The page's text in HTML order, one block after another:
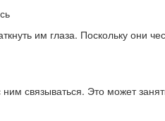
им глаза. Поскольку они
связываться. Это может